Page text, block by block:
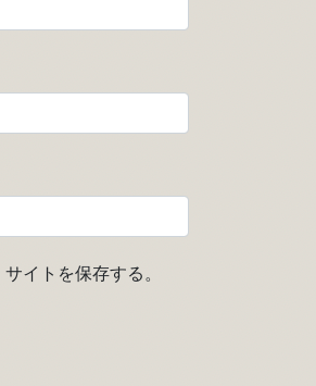
イトを保存する。